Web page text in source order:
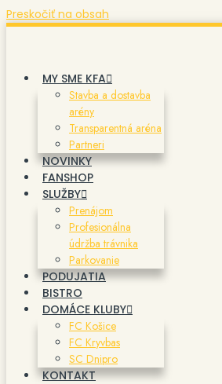
Preskočiť na obsah
MY SME KFA
Stavba a dostavba
arény
Transparentná aréna
Partneri
NOVINKY
FANSHOP
SLUŽBY
Prenájom
Profesionálna
údržba trávnika
Parkovanie
PODUJATIA
BISTRO
DOMÁCE KLUBY
FC Košice
FC Kryvbas
SC Dnipro
KONTAKT